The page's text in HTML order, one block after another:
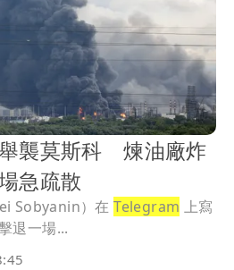
襲莫斯科 煉油廠炸
急疏散
Sobyanin）在Telegram 上寫
退一場...